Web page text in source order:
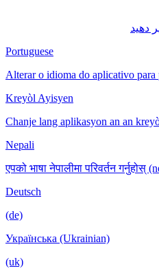
Portuguese
Alterar o idioma do aplicativo para
Kreyòl Ayisyen
Chanje lang aplikasyon an an
Nepali
एपको भाषा नेपालीमा परिवर्तन गर्नुहोस्
Deutsch
(de)
Українська (Ukrainian)
(uk)